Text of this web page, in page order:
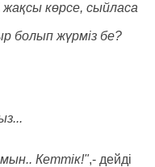
жақсы көрсе, сыйласа
болып жүрміз бе?
Кеттік!",- дейді